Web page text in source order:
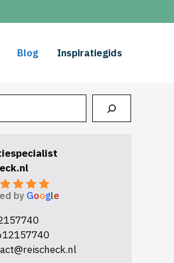
Blog Inspiratiegids
by Google